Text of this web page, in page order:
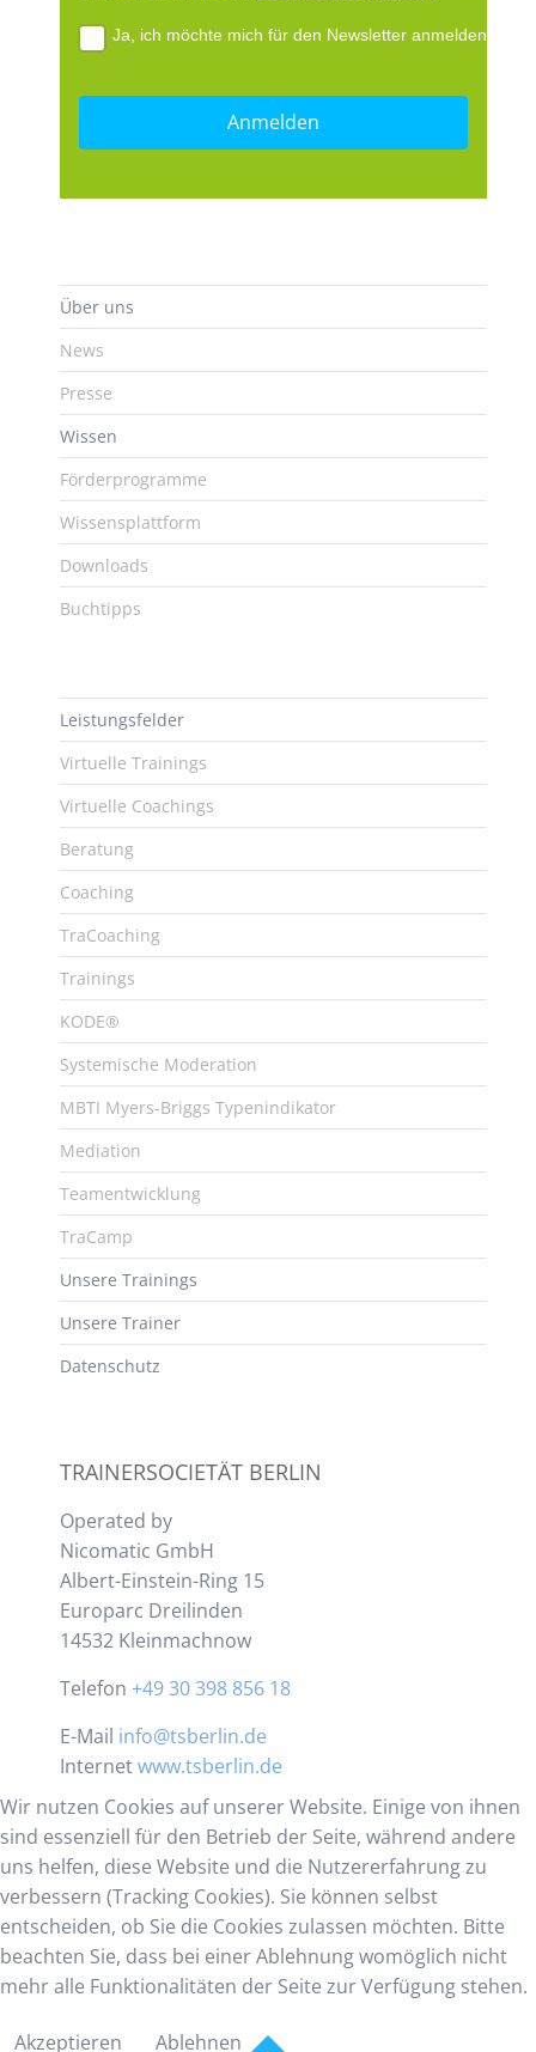
Ja, ich möchte mich für den Newsletter anmelden.
Über uns
News
Presse
Wissen
Förderprogramme
Wissensplattform
Downloads
Buchtipps
Leistungsfelder
Virtuelle Trainings
Virtuelle Coachings
Beratung
Coaching
TraCoaching
Trainings
KODE®
Systemische Moderation
MBTI Myers-Briggs Typenindikator
Mediation
Teamentwicklung
TraCamp
Unsere Trainings
Unsere Trainer
Datenschutz
TRAINERSOCIETÄT BERLIN
Operated by
Nicomatic GmbH
Albert-Einstein-Ring 15
Europarc Dreilinden
14532 Kleinmachnow
Telefon +49 30 398 856 18
E-Mail info@tsberlin.de
Internetwww.tsberlin.de
Wir nutzen Cookies auf unserer Website. Einige von ihnen
sind essenziell für den Betrieb der Seite, während andere
uns helfen, diese Website und die Nutzererfahrung zu
verbessern (Tracking Cookies). Sie können selbst
entscheiden, ob Sie die Cookies zulassen möchten. Bitte
beachten Sie, dass bei einer Ablehnung womöglich nicht
mehr alle Funktionalitäten der Seite zur Verfügung stehen.
Akzeptieren Ablehnen